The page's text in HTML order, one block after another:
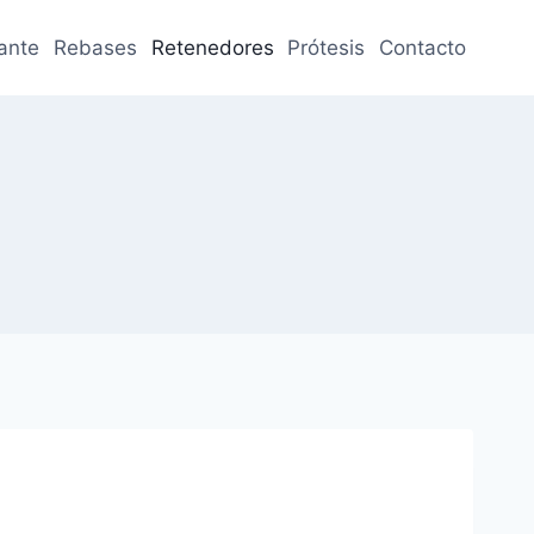
Rebases Retenedores Prótesis Contacto